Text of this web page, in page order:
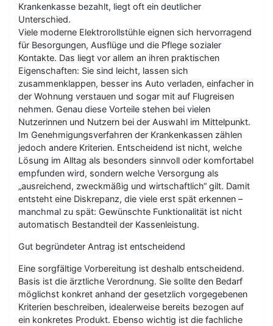
Krankenkasse bezahlt, liegt oft ein deutlicher
Unterschied.
Viele moderne Elektrorollstühle eignen sich hervorragend
für Besorgungen, Ausflüge und die Pflege sozialer
Kontakte. Das liegt vor allem an ihren praktischen
Eigenschaften: Sie sind leicht, lassen sich
zusammenklappen, besser ins Auto verladen, einfacher in
der Wohnung verstauen und sogar mit auf Flugreisen
nehmen. Genau diese Vorteile stehen bei vielen
Nutzerinnen und Nutzern bei der Auswahl im Mittelpunkt.
Im Genehmigungsverfahren der Krankenkassen zählen
jedoch andere Kriterien. Entscheidend ist nicht, welche
Lösung im Alltag als besonders sinnvoll oder komfortabel
empfunden wird, sondern welche Versorgung als
„ausreichend, zweckmäßig und wirtschaftlich“ gilt. Damit
entsteht eine Diskrepanz, die viele erst spät erkennen –
manchmal zu spät: Gewünschte Funktionalität ist nicht
automatisch Bestandteil der Kassenleistung.
Gut begründeter Antrag ist entscheidend
Eine sorgfältige Vorbereitung ist deshalb entscheidend.
Basis ist die ärztliche Verordnung. Sie sollte den Bedarf
möglichst konkret anhand der gesetzlich vorgegebenen
Kriterien beschreiben, idealerweise bereits bezogen auf
ein konkretes Produkt. Ebenso wichtig ist die fachliche